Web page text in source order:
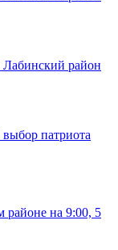
район
патриота
районе на 9:00, 5